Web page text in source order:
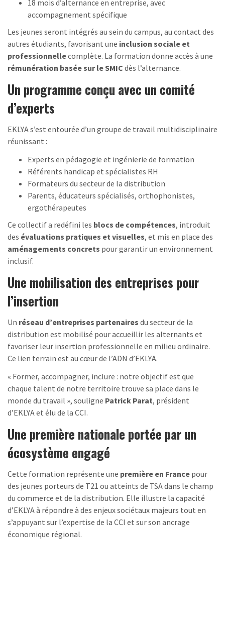
18 mois d’alternance en entreprise, avec
accompagnement spécifique
Les jeunes seront intégrés au sein du campus, au contact des
autres étudiants, favorisant une inclusion sociale et
professionnellecomplète. La formation donne accès à une
rémunération basée sur le SMIC dès l’alternance.
Un programme conçu avec un comité
d’experts
EKLYA s’est entourée d’un groupe de travail multidisciplinaire
réunissant :
Experts en pédagogie et ingénierie de formation
Référents handicap et spécialistes RH
Formateurs du secteur de la distribution
Parents, éducateurs spécialisés, orthophonistes,
ergothérapeutes
Ce collectif a redéfini les blocs de compétences, introduit
des évaluations pratiques et visuelles, et mis en place des
aménagements concrets pour garantir un environnement
inclusif.
Une mobilisation des entreprises pour
l’insertion
Un réseau d’entreprises partenaires du secteur de la
distribution est mobilisé pour accueillir les alternants et
favoriser leur insertion professionnelle en milieu ordinaire.
Ce lien terrain est au cœur de l’ADN d’EKLYA.
« Former, accompagner, inclure : notre objectif est que
chaque talent de notre territoire trouve sa place dans le
monde du travail », souligne Patrick Parat, président
d’EKLYA et élu de la CCI.
Une première nationale portée par un
écosystème engagé
Cette formation représente une première en France pour
des jeunes porteurs de T21 ou atteints de TSA dans le champ
du commerce et de la distribution. Elle illustre la capacité
d’EKLYA à répondre à des enjeux sociétaux majeurs tout en
s’appuyant sur l’expertise de la CCI et sur son ancrage
économique régional.